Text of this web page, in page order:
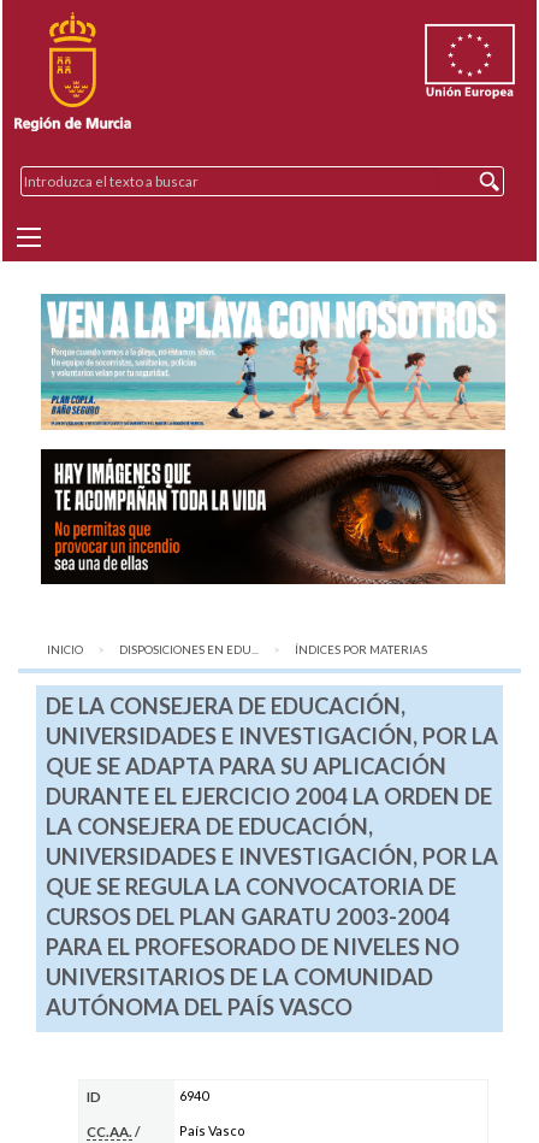
INICIO DISPOSICIONES EN EDU... AQUÍ:
ÍNDICES POR MATERIAS
DE LA CONSEJERA DE EDUCACIÓN,
UNIVERSIDADES E INVESTIGACIÓN, POR LA
QUE SE ADAPTA PARA SU APLICACIÓN
DURANTE EL EJERCICIO 2004 LA ORDEN DE
LA CONSEJERA DE EDUCACIÓN,
UNIVERSIDADES E INVESTIGACIÓN, POR LA
QUE SE REGULA LA CONVOCATORIA DE
CURSOS DEL PLAN GARATU 2003-2004
PARA EL PROFESORADO DE NIVELES NO
UNIVERSITARIOS DE LA COMUNIDAD
AUTÓNOMA DEL PAÍS VASCO
ID 6940
CC.AA. /
País Vasco